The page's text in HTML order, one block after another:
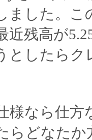
ました。こ
近残高が
としたらク
様なら仕方
らどなた